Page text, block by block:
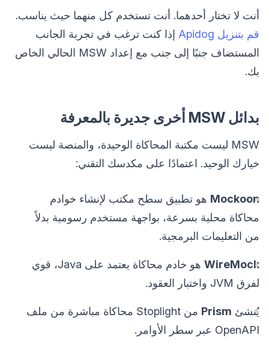
أنت لا تختار أحدهما. أنت تستخدم كل منهما حيث يناسب.
قم بتنزيل Apidog
إذا كنت ترغب في تجربة الجانب
المستضاف جنبًا إلى جنب مع إعداد MSW الحالي الخاص
بك.
بدائل MSW أخرى جديرة بالمعرفة
MSW ليست مكتبة المحاكاة الوحيدة، والمنصة ليست
خيارك الوحيد. اعتمادًا على مكدسك التقني:
Mockoon هو تطبيق سطح مكتب لإنشاء خوادم
محاكاة محلية بسرعة، بواجهة مستخدم رسومية بدلاً
من التعليمات البرمجية.
WireMock
هو خادم محاكاة يعتمد على Java، قوي
لفرق JVM واختبار العقود.
يُنشئ Prism
من Stoplight محاكاة مباشرة من ملف
OpenAPI عبر سطر الأوامر.